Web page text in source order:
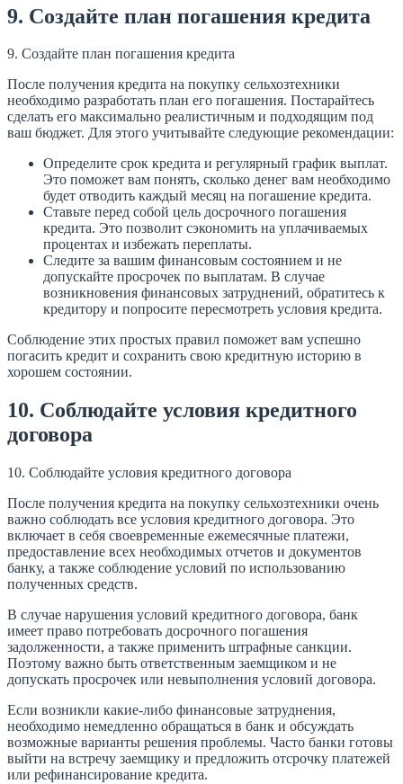
9. Создайте план погашения кредита
9. Создайте план погашения кредита
После получения кредита на покупку сельхозтехники
необходимо разработать план его погашения. Постарайтесь
сделать его максимально реалистичным и подходящим под
ваш бюджет. Для этого учитывайте следующие рекомендации:
Определите срок кредита и регулярный график выплат.
Это поможет вам понять, сколько денег вам необходимо
будет отводить каждый месяц на погашение кредита.
Ставьте перед собой цель досрочного погашения
кредита. Это позволит сэкономить на уплачиваемых
процентах и избежать переплаты.
Следите за вашим финансовым состоянием и не
допускайте просрочек по выплатам. В случае
возникновения финансовых затруднений, обратитесь к
кредитору и попросите пересмотреть условия кредита.
Соблюдение этих простых правил поможет вам успешно
погасить кредит и сохранить свою кредитную историю в
хорошем состоянии.
10. Соблюдайте условия кредитного
договора
10. Соблюдайте условия кредитного договора
После получения кредита на покупку сельхозтехники очень
важно соблюдать все условия кредитного договора. Это
включает в себя своевременные ежемесячные платежи,
предоставление всех необходимых отчетов и документов
банку, а также соблюдение условий по использованию
полученных средств.
В случае нарушения условий кредитного договора, банк
имеет право потребовать досрочного погашения
задолженности, а также применить штрафные санкции.
Поэтому важно быть ответственным заемщиком и не
допускать просрочек или невыполнения условий договора.
Если возникли какие-либо финансовые затруднения,
необходимо немедленно обращаться в банк и обсуждать
возможные варианты решения проблемы. Часто банки готовы
выйти на встречу заемщику и предложить отсрочку платежей
или рефинансирование кредита.